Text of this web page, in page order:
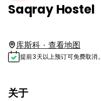
Saqray Hostel
库斯科 · 查看地图
提前3天以上预订可免费取消。
关于